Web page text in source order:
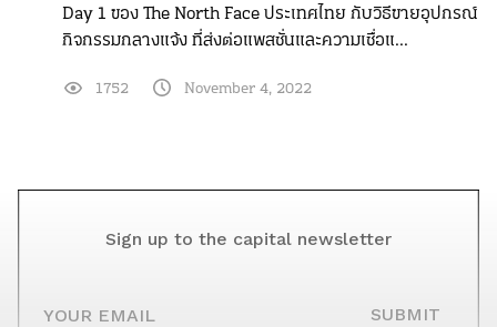
Day 1 ของ The North Face ประเทศไทย กับวิธีขายอุปกรณ์
กิจกรรมกลางแจ้ง ที่ส่งต่อแพสชั่นและความเชื่อแ...
1752 November 4, 2022
Sign up to the capital newsletter
SUBMIT